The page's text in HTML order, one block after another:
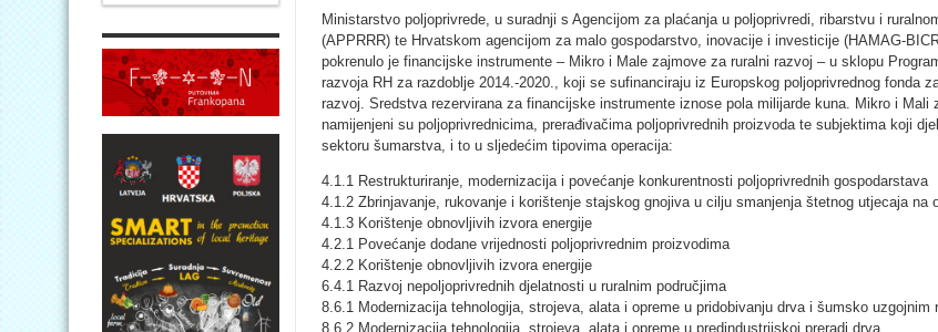
Ministarstvo poljoprivrede, u suradnji s Agencijom za plaćanja u poljoprivredi, ribarstvu i
(APPRRR) te Hrvatskom agencijom za malo gospodarstvo, inovacije i investicije (HAMAG-
pokrenulo je financijske instrumente – Mikro i Male zajmove za ruralni razvoj – u sklopu
razvoja RH za razdoblje 2014.-2020., koji se sufinanciraju iz Europskog poljoprivrednog fonda
razvoj. Sredstva rezervirana za financijske instrumente iznose pola milijarde kuna. Mikro i Mali
namijenjeni su poljoprivrednicima, prerađivačima poljoprivrednih proizvoda te subjektima koji
sektoru šumarstva, i to u sljedećim tipovima operacija:
4.1.1 Restrukturiranje, modernizacija i povećanje konkurentnosti poljoprivrednih gospodarstava
4.1.2 Zbrinjavanje, rukovanje i korištenje stajskog gnojiva u cilju smanjenja štetnog utjecaja na
4.1.3 Korištenje obnovljivih izvora energije
4.2.1 Povećanje dodane vrijednosti poljoprivrednim proizvodima
4.2.2 Korištenje obnovljivih izvora energije
6.4.1 Razvoj nepoljoprivrednih djelatnosti u ruralnim područjima
8.6.1 Modernizacija tehnologija, strojeva, alata i opreme u pridobivanju drva i šumsko uzgojnim
8.6.2 Modernizacija tehnologija, strojeva, alata i opreme u predindustrijskoj preradi drva